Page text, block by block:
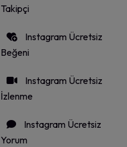
Takipçi
Instagram Ücretsiz
Beğeni
Instagram Ücretsiz
İzlenme
Instagram Ücretsiz
Yorum